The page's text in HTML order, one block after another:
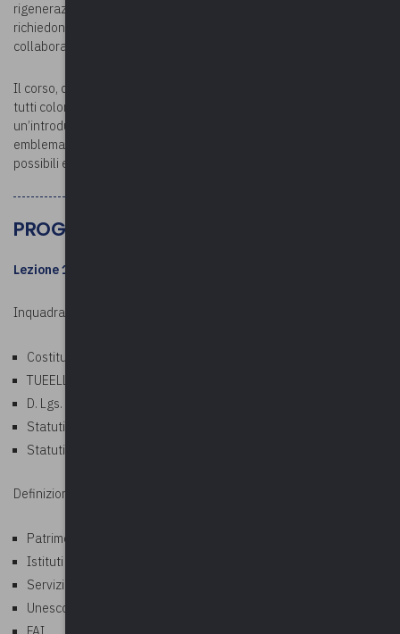
rigenerazione urbana e addirittura dell’urbanistica e che
richiedono competenze trasversali a sostegno della
collaborazione tra Settori e Enti anche apparentemente distanti.
Il corso, dal taglio pratico e di carattere introduttivo, si rivolge a
tutti coloro che operano in questa filiera e propone, al termine di
un’introduzione normativa e teorica, l’analisi di alcune esperienze
emblematiche con un focus sulle condizioni che le hanno rese
possibili e sugli elementi che ne hanno decretato il successo.
PROGRAMMA
Lezione 1
Inquadramento normativo
Costituzione della Repubblica
TUEELL
D. Lgs. 2004 – 42 (Codice dei beni culturali e del paesaggio)
Statuti e Leggi regionali
Statuti e regolamenti degli EELL
Definizioni e soggetti
Patrimonio culturale
Istituti e luoghi della cultura
Servizi culturali
Unesco